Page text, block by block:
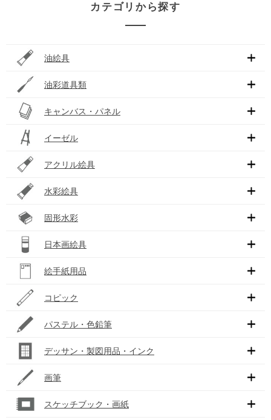
カテゴリから探す
油絵具
油彩道具類
キャンバス・パネル
イーゼル
アクリル絵具
水彩絵具
固形水彩
日本画絵具
絵手紙用品
コピック
パステル・色鉛筆
デッサン・製図用品・インク
画筆
スケッチブック・画紙